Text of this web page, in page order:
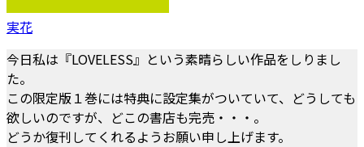
実花
今日私は『LOVELESS』という素晴らしい作品をしりまし
た。
この限定版１巻には特典に設定集がついていて、どうしても
欲しいのですが、どこの書店も完売・・・。
どうか復刊してくれるようお願い申し上げます。